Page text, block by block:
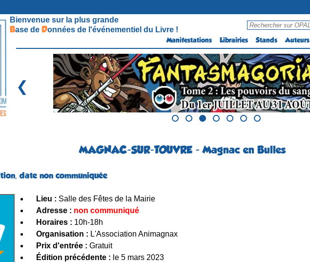
Bienvenue sur la plus grande
Base de Données de l'événementiel du Livre !
Manifestations
Librairies Stands Auteurs
❮
MAGNAC-SUR-TOUVRE - Magnac en Bulles
date non communiquée
Lieu : Salle des Fêtes de la Mairie
Adresse : non communiqué
Horaires : 10h-18h
Organisation : L'Association Animagnax
Prix d'entrée : Gratuit
Édition précédente : le 5 mars 2023